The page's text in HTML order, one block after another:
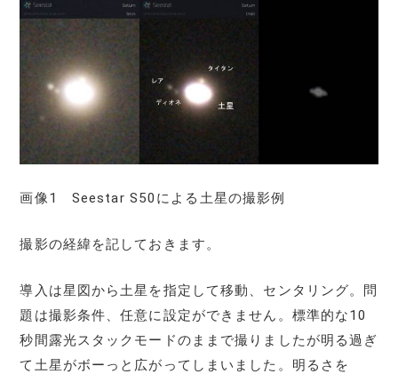
画像1 Seestar S50による土星の撮影例
撮影の経緯を記しておきます。
導入は星図から土星を指定して移動、センタリング。問
題は撮影条件、任意に設定ができません。標準的な10
秒間露光スタックモードのままで撮りましたが明る過ぎ
て土星がボーっと広がってしまいました。明るさを